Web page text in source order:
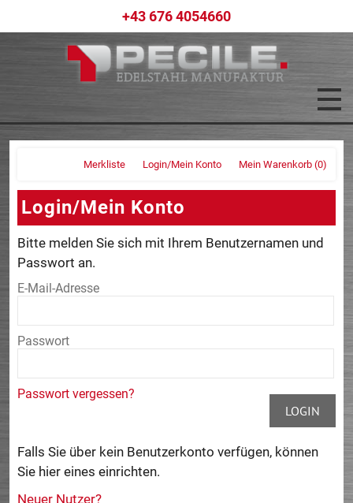
+43 676 4054660
Mein Warenkorb (0)
Login/Mein Konto
Merkliste
Login/Mein Konto
Bitte melden Sie sich mit Ihrem Benutzernamen und
Passwort an.
E-Mail-Adresse
Passwort
LOGIN
Passwort vergessen?
Falls Sie über kein Benutzerkonto verfügen, können
Sie hier eines einrichten.
Neuer Nutzer?